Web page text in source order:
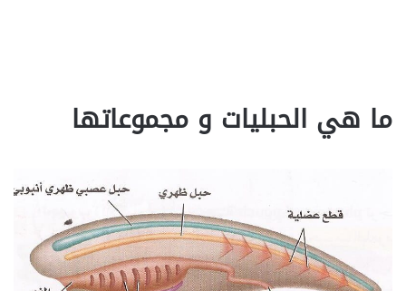
ما هي الحبليات و مجموعاتها